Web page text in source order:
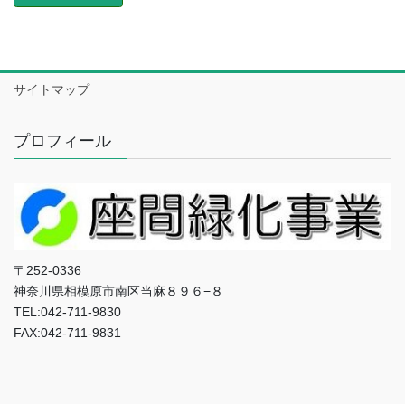
サイトマップ
プロフィール
〒252-0336
神奈川県相模原市南区当麻８９６−８
TEL:042-711-9830
FAX:042-711-9831